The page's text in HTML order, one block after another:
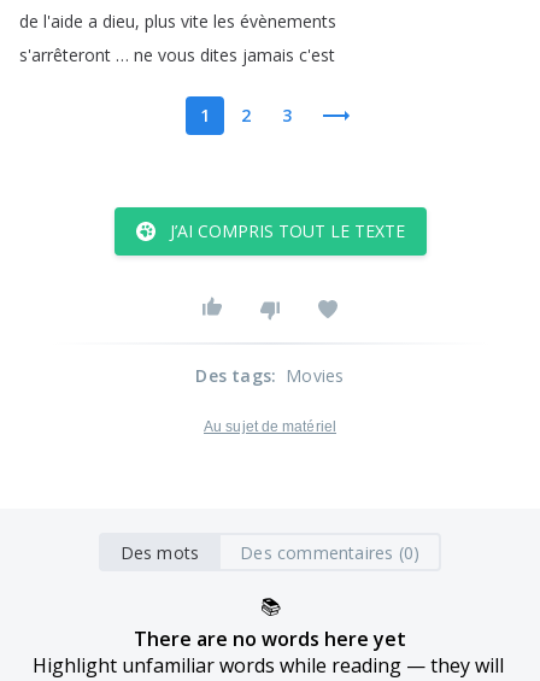
de l'aide a dieu, plus vite les évènements
s'arrêteront … ne vous dites jamais c'est
1 2 3
J’AI COMPRIS TOUT LE TEXTE
Des tags: Movies
Au sujet de matériel
Des mots Des commentaires (0)
📚
There are no words here yet
Highlight unfamiliar words while reading — they will